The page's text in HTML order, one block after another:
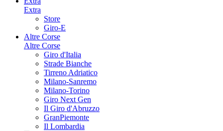
Extra
Store
Giro-E
Altre Corse
Altre Corse
Giro d'Italia
Strade Bianche
Tirreno Adriatico
Milano-Sanremo
Milano-Torino
Giro Next Gen
Il Giro d'Abruzzo
GranPiemonte
Il Lombardia